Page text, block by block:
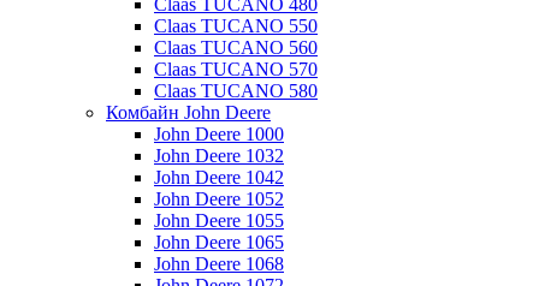
Claas TUCANO 480
Claas TUCANO 550
Claas TUCANO 560
Claas TUCANO 570
Claas TUCANO 580
Комбайн John Deere
John Deere 1000
John Deere 1032
John Deere 1042
John Deere 1052
John Deere 1055
John Deere 1065
John Deere 1068